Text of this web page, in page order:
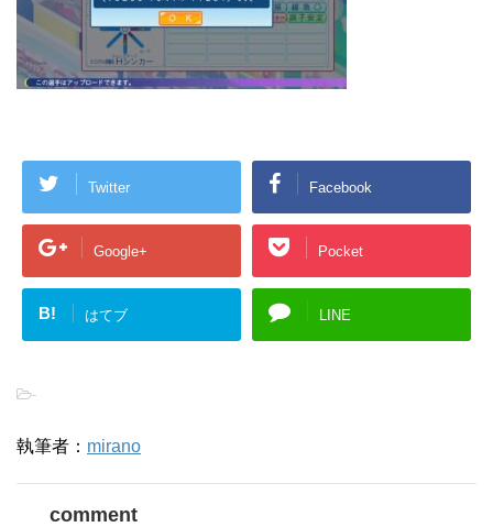
Twitter Facebook
Google+ Pocket
B! はてブ LINE
-
執筆者： mirano
comment